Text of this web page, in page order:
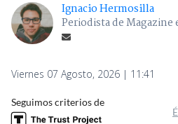
Ignacio Hermosilla
Periodista de
Viernes 07 Agosto, 2026 | 11:41
Seguimos criterios de